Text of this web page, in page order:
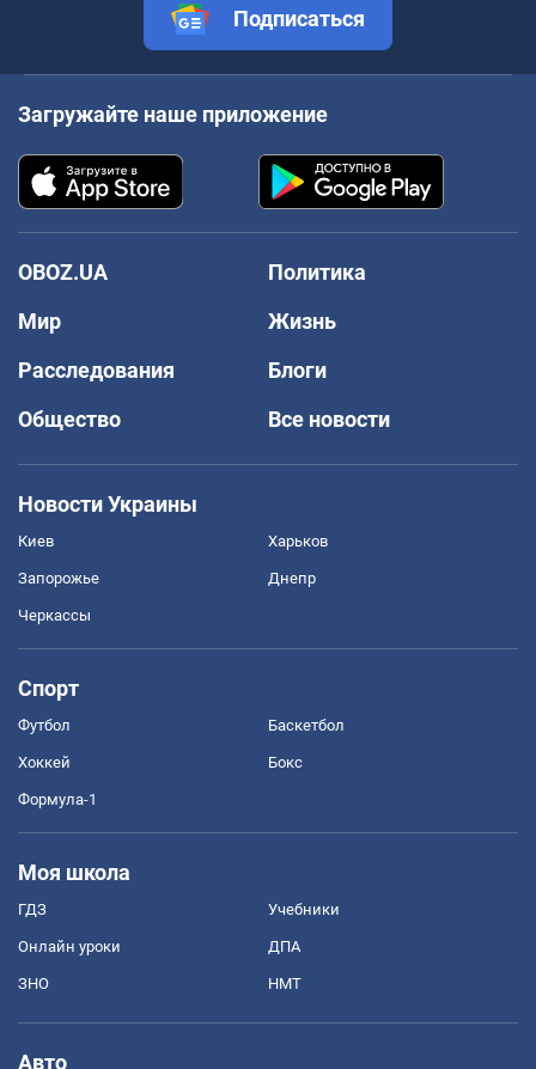
Подписаться
Загружайте наше приложение
OBOZ.UA
Политика
Мир
Жизнь
Расследования
Блоги
Общество
Все новости
Новости Украины
Киев Харьков
Запорожье Днепр
Черкассы
Спорт
Футбол Баскетбол
Хоккей Бокс
Формула-1
Моя школа
ГДЗ Учебники
Онлайн уроки ДПА
ЗНО НМТ
Авто